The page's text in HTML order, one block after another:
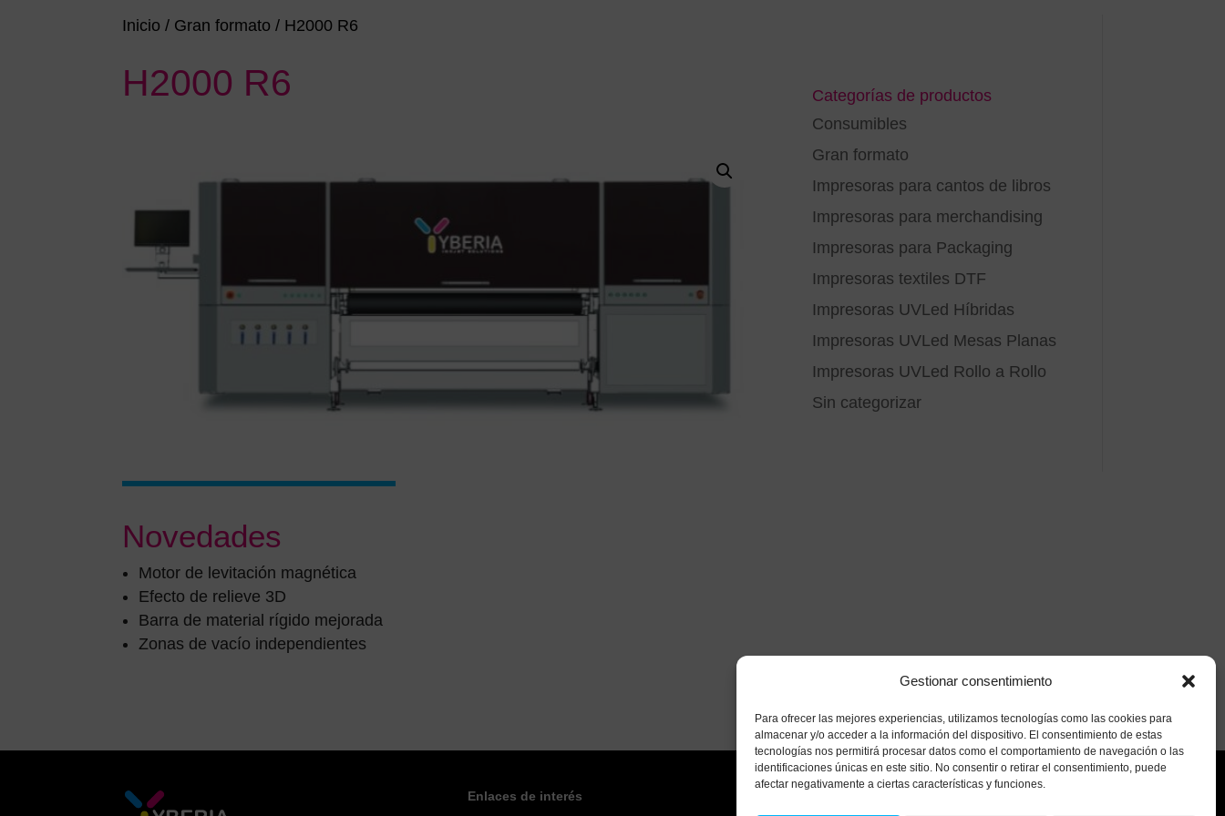
Gestionar consentimiento
Para ofrecer las mejores experiencias, utilizamos tecnologías como las cookies para
almacenar y/o acceder a la información del dispositivo. El consentimiento de estas
tecnologías nos permitirá procesar datos como el comportamiento de navegación o las
identificaciones únicas en este sitio. No consentir o retirar el consentimiento, puede
afectar negativamente a ciertas características y funciones.
Inicio / Gran formato / H2000 R6
H2000 R6
Novedades
Motor de levitación magnética
Efecto de relieve 3D
Barra de material rígido mejorada
Zonas de vacío independientes
Categorías de productos
Consumibles
Gran formato
Impresoras para cantos de libros
Impresoras para merchandising
Impresoras para Packaging
Impresoras textiles DTF
Impresoras UVLed Híbridas
Impresoras UVLed Mesas Planas
Impresoras UVLed Rollo a Rollo
Sin categorizar
Enlaces de interés